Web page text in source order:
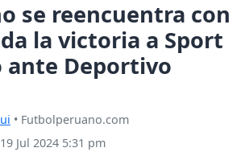
se reencuentra con
la victoria a Sport
ante Deportivo
• Futbolperuano.com
Jul 2024 5:31 pm